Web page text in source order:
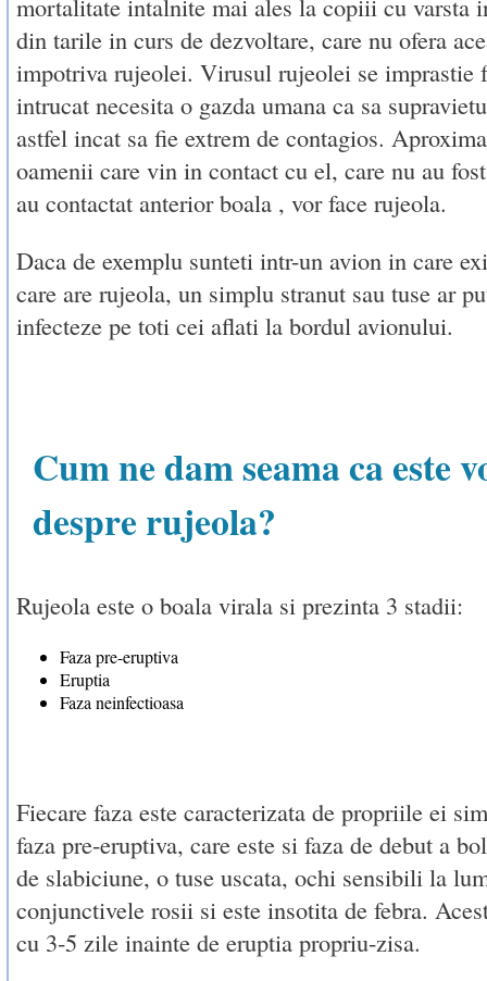
mortalitate intalnite mai ales la copiii cu varsta
din tarile in curs de dezvoltare, care nu ofera
impotriva rujeolei. Virusul rujeolei se imprastie
intrucat necesita o gazda umana ca sa
astfel incat sa fie extrem de contagios.
oamenii care vin in contact cu el, care nu au
au contactat anterior boala , vor face rujeola.
Daca de exemplu sunteti intr-un avion in care
care are rujeola, un simplu stranut sau tuse ar
infecteze pe toti cei aflati la bordul avionului.
Cum ne dam seama ca este
despre rujeola?
Rujeola este o boala virala si prezinta 3 stadii:
Faza pre-eruptiva
Eruptia
Faza neinfectioasa
Fiecare faza este caracterizata de propriile ei
faza pre-eruptiva, care este si faza de debut a
de slabiciune, o tuse uscata, ochi sensibili la
conjunctivele rosii si este insotita de febra.
cu 3-5 zile inainte de eruptia propriu-zisa.